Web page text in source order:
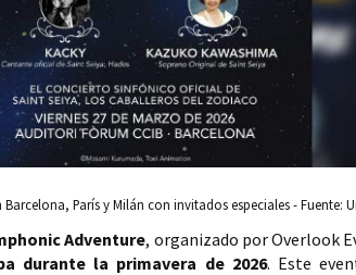
París y Milán con invitados especiales - Fuente:
Adventure, organizado por Overlook
durante la primavera de 2026. Este